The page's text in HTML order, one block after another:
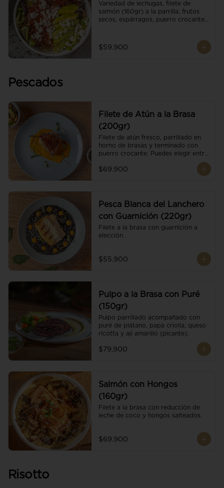
Variedad de lechugas, filete de
salmón (160gr) a la parrilla, frutos
secos, espárragos, puerro crocante,
$59.900
Pescados
Filete de Atún a la Brasa
(200gr)
Filete de atún fresco, parrillado en
horno de brasas y terminado con
puerro crocante. Puedes elegir entre
$69.900
Pesca Blanca del Lanchero
con Guarnición (220gr)
Filete a la brasa con guarnición a
elección.
$55.900
Pulpo a la Brasa con Puré
(150gr)
Pulpo parrillado acompañado con
puré de plátano, papa criolla, queso
ricotta y ají amarillo (picante).
$79.900
Salmón con Hongos
(160gr)
Filete a la brasa con reducción de
leche de coco y hongos salteados.
$69.900
Risotto